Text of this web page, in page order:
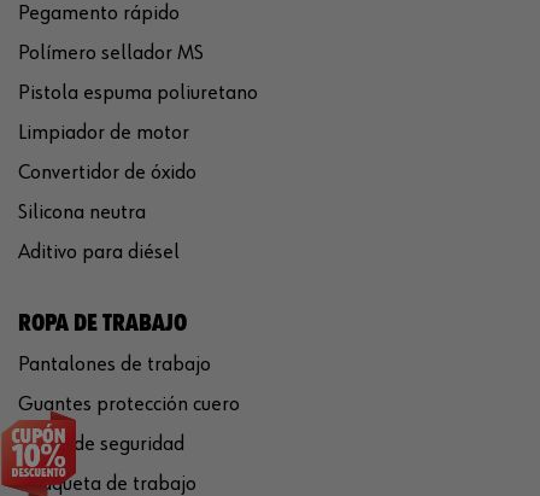
Pegamento rápido
Polímero sellador MS
Pistola espuma poliuretano
Limpiador de motor
Convertidor de óxido
Silicona neutra
Aditivo para diésel
ROPA DE TRABAJO
Pantalones de trabajo
Guantes protección cuero
Casco de seguridad
Chaqueta de trabajo